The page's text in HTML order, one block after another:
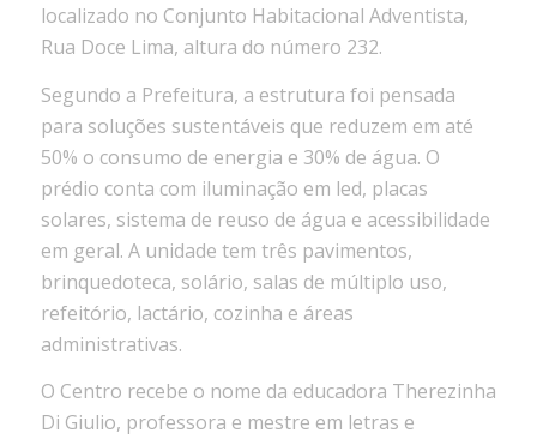
localizado no Conjunto Habitacional Adventista,
Rua Doce Lima, altura do número 232.
Segundo a Prefeitura, a estrutura foi pensada
para soluções sustentáveis que reduzem em até
50% o consumo de energia e 30% de água. O
prédio conta com iluminação em led, placas
solares, sistema de reuso de água e acessibilidade
em geral. A unidade tem três pavimentos,
brinquedoteca, solário, salas de múltiplo uso,
refeitório, lactário, cozinha e áreas
administrativas.
O Centro recebe o nome da educadora Therezinha
Di Giulio, professora e mestre em letras e